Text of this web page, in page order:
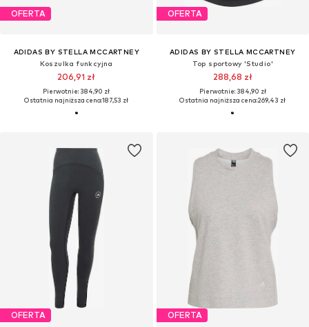
OFERTA
ADIDAS BY STELLA MCCARTNEY
Koszulka funkcyjna
206,91 zł
Pierwotnie: 384,90 zł
Ostatnia najniższa cena:187,53 zł
OFERTA
ADIDAS BY STELLA MCCARTNEY
Top sportowy 'Studio'
288,68 zł
Pierwotnie: 384,90 zł
Ostatnia najniższa cena:269,43 zł
OFERTA OFERTA